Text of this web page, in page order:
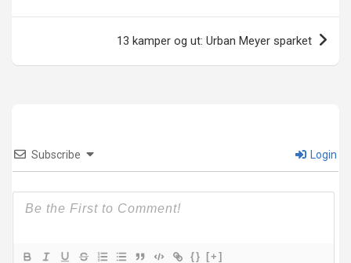
13 kamper og ut: Urban Meyer sparket
Subscribe Login
{} [+]